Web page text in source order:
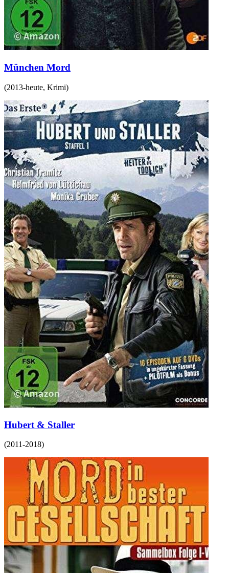
München Mord
(2013-heute, Krimi)
Hubert & Staller
(2011-2018)